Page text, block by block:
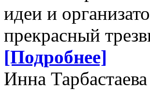
идеи и
прекрасный
[Подробнее]
Инна Тарбастаева